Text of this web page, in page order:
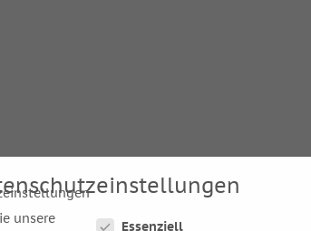
unsere
Essenziell